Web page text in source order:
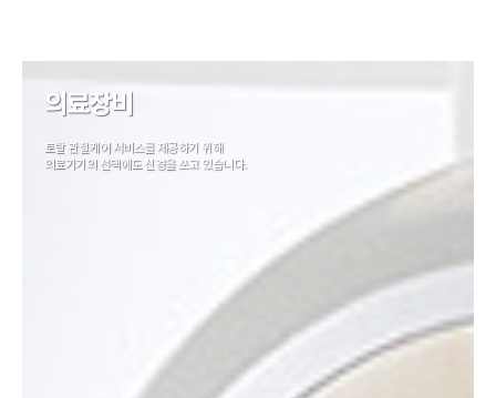
의료장비
토탈 관절케어 서비스를 제공하기 위해
의료기기의 선택에도 신경을 쓰고 있습니다.